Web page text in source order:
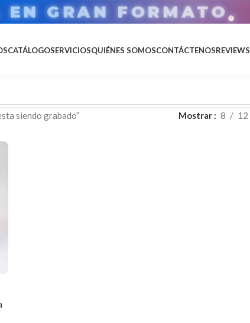
EN GRAN FORMATO
CATÁLOGOSERVICIOSQUIÉNES SOMOSCONTÁCTENOSREVIEWS
siendo grabado” Mostrar 8 12